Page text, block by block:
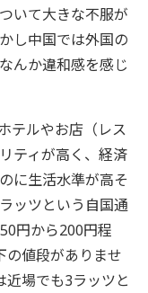
いて大きな不服が
し中国では外国の
んか違和感を感じ
テルやお店（レス
ティが高く、経済
に生活水準が高そ
ッツという自国通
円から200円程
の値段がありませ
場でも3ラッツと